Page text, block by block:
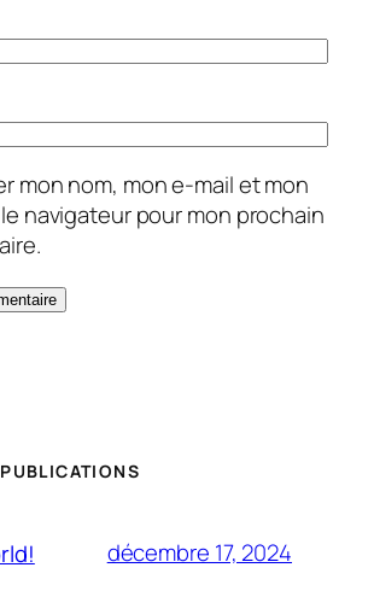
mon nom, mon e-mail et mon
navigateur pour mon prochain
décembre 17, 2024